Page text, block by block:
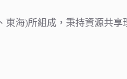
海)所組成，秉持資源共享